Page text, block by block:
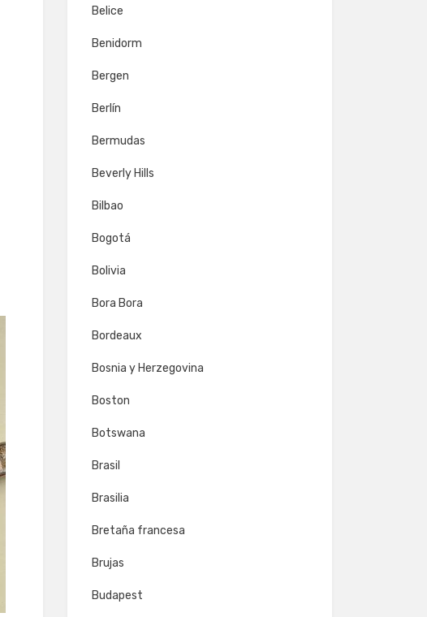
Belice
Benidorm
Bergen
Berlín
Bermudas
Beverly Hills
Bilbao
Bogotá
Bolivia
Bora Bora
Bordeaux
Bosnia y Herzegovina
Boston
Botswana
Brasil
Brasilia
Bretaña francesa
Brujas
Budapest